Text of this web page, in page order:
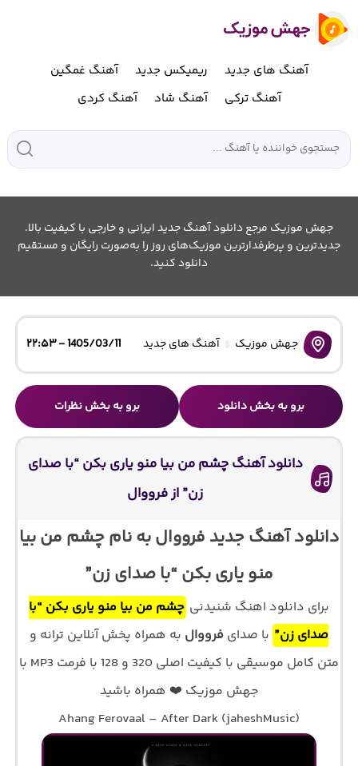
آهنگ های جدید ریمیکس جدید
آهنگ غمگین
آهنگ ترکی
آهنگ شاد آهنگ کردی
جهش موزیک مرجع دانلود آهنگ جدید ایرانی و خارجی با کیفیت بالا.
جدیدترین و پرطرفدارترین موزیک‌های روز را به‌صورت رایگان و مستقیم
دانلود کنید.
جهش موزیک آهنگ های جدید 1405/03/11 - ۲۲:۵۳
برو به بخش دانلود برو به بخش نظرات
دانلود آهنگ چشم من بیا منو یاری بکن “با صدای
زن” از فرووال
دانلود آهنگ جدید فرووال به نام چشم من بیا
منو یاری بکن “با صدای زن”
برای دانلود اهنگ شنیدنی چشم من بیا منو یاری بکن “با
صدای زن” با صدای فرووال به همراه پخش آنلاین ترانه و
متن کامل موسیقی با کیفیت اصلی 320 و 128 با فرمت MP3 با
جهش موزیک ❤️ همراه باشید
Ahang Ferovaal – After Dark (jaheshMusic)